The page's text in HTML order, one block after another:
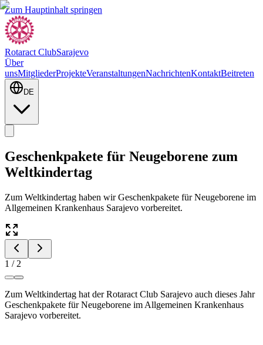
Zum Hauptinhalt springen
Rotaract ClubSarajevo
Über
unsMitgliederProjekteVeranstaltungenNachrichtenKontaktBeitreten
DE
Geschenkpakete für Neugeborene zum
Weltkindertag
Zum Weltkindertag haben wir Geschenkpakete für Neugeborene im
Allgemeinen Krankenhaus Sarajevo vorbereitet.
1 / 2
Zum Weltkindertag hat der Rotaract Club Sarajevo auch dieses Jahr
Geschenkpakete für Neugeborene im Allgemeinen Krankenhaus
Sarajevo vorbereitet.